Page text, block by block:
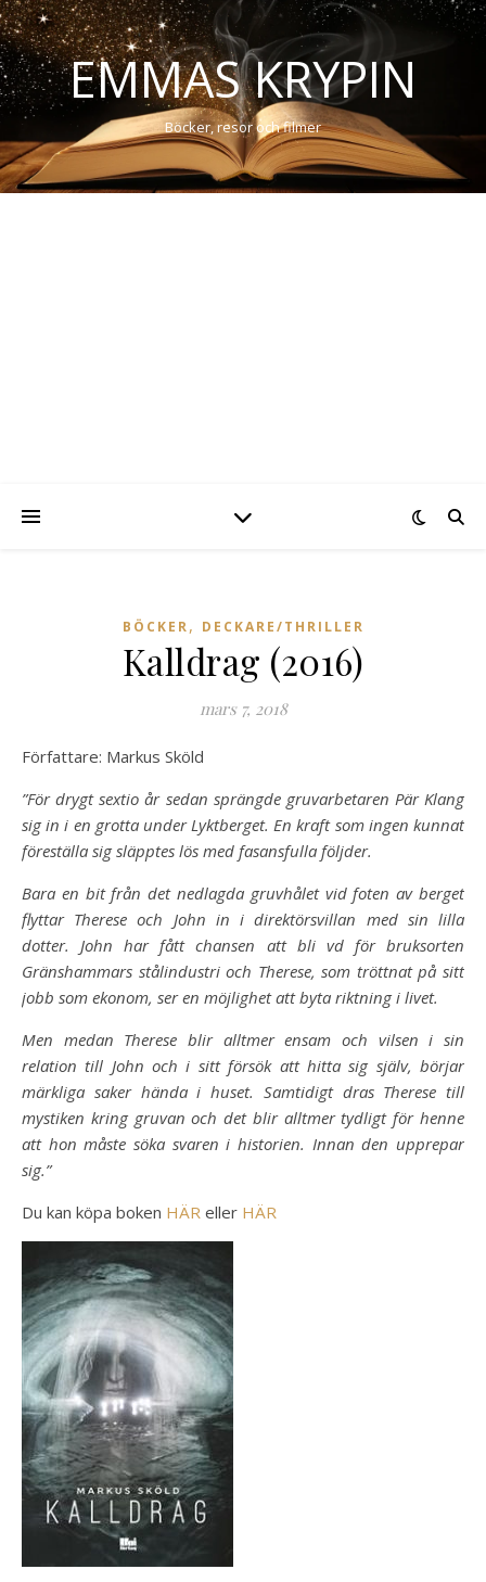
EMMAS KRYPIN
Böcker, resor och filmer
BÖCKER, DECKARE/THRILLER
Kalldrag (2016)
mars 7, 2018
Författare: Markus Sköld
”För drygt sextio år sedan sprängde gruvarbetaren Pär Klang
sig in i en grotta under Lyktberget. En kraft som ingen kunnat
föreställa sig släpptes lös med fasansfulla följder.
Bara en bit från det nedlagda gruvhålet vid foten av berget
flyttar Therese och John in i direktörsvillan med sin lilla
dotter. John har fått chansen att bli vd för bruksorten
Gränshammars stålindustri och Therese, som tröttnat på sitt
jobb som ekonom, ser en möjlighet att byta riktning i livet.
Men medan Therese blir alltmer ensam och vilsen i sin
relation till John och i sitt försök att hitta sig själv, börjar
märkliga saker hända i huset. Samtidigt dras Therese till
mystiken kring gruvan och det blir alltmer tydligt för henne
att hon måste söka svaren i historien. Innan den upprepar
sig.”
Du kan köpa boken HÄR eller HÄR